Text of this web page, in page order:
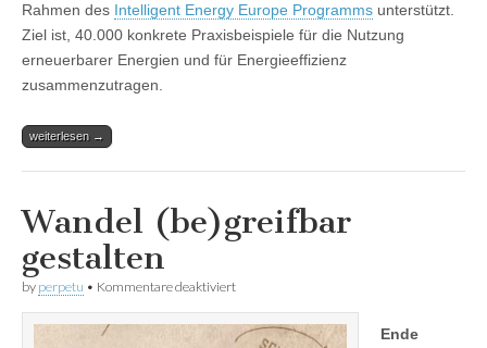
Rahmen des Intelligent Energy Europe Programms unterstützt.
Ziel ist, 40.000 konkrete Praxisbeispiele für die Nutzung
erneuerbarer Energien und für Energieeffizienz
zusammenzutragen.
weiterlesen →
Wandel (be)greifbar
gestalten
by perpetu • Kommentare deaktiviertfür
(be)greifbar
gestalten
Ende